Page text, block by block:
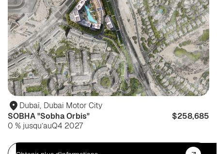
Dubaï, Dubai Motor City
SOBHA "Sobha Orbis"
$258,685
0 % jusqu’auQ4 2027